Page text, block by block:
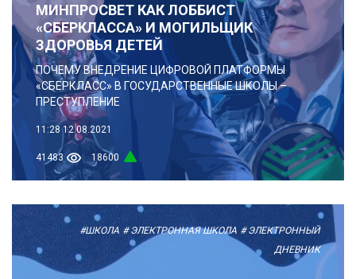
МИНПРОСВЕТ КАК ЛОББИСТ
«СБЕРКЛАССА» И МОГИЛЬЩИК
ЗДОРОВЬЯ ДЕТЕЙ
ПОЧЕМУ ВНЕДРЕНИЕ ЦИФРОВОЙ ПЛАТФОРМЫ
«СБЕРКЛАСС» В ГОСУДАРСТВЕННЫЕ ШКОЛЫ –
ПРЕСТУПЛЕНИЕ
11:28 12.08.2021
41483 18600
#ШКОЛА # ЭЛЕКТРОННАЯ ШКОЛА # ЭЛЕКТРОННЫЙ
ДНЕВНИК